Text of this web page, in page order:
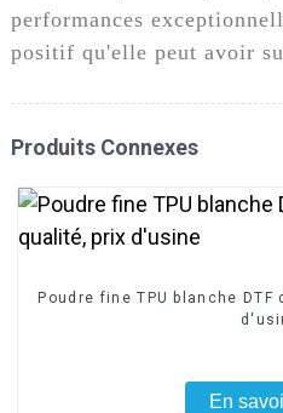
performances
positif qu'elle peut avoir
Produits Connexes
Poudre fine TPU blanche
En